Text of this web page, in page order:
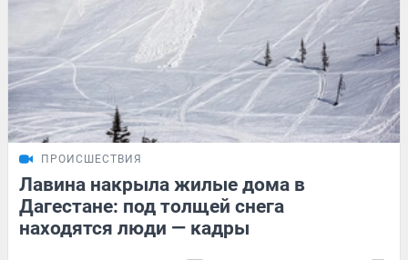
ПРОИСШЕСТВИЯ
Лавина накрыла жилые дома в
Дагестане: под толщей снега
находятся люди — кадры